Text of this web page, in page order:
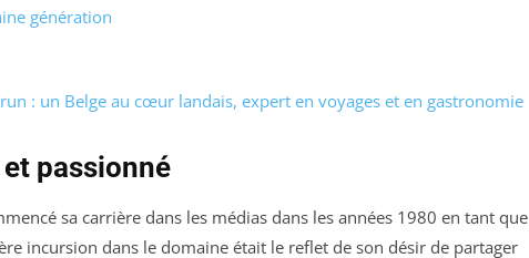
génération
: un Belge au cœur landais, expert en voyages et en gastronomie
passionné
sa carrière dans les médias dans les années 1980 en tant que
incursion dans le domaine était le reflet de son désir de partager